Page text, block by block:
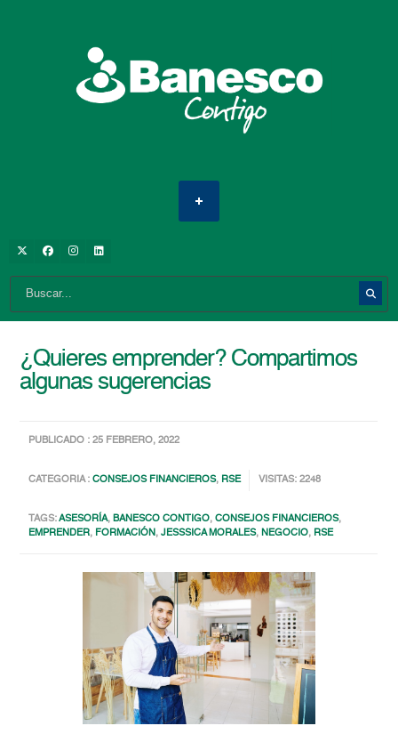
¿Quieres emprender? Compartimos
algunas sugerencias
PUBLICADO : 25 FEBRERO, 2022
CATEGORIA :CONSEJOS FINANCIEROS, RSE VISITAS: 2248
TAGS:ASESORÍA,BANESCO CONTIGO,CONSEJOS FINANCIEROS,
EMPRENDER, FORMACIÓN,JESSSICA MORALES,NEGOCIO, RSE